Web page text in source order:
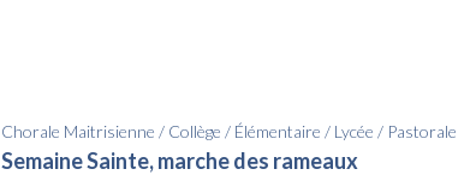
Chorale Maitrisienne / Collège / Élémentaire / Lycée / Pastorale
Semaine Sainte, marche des rameaux